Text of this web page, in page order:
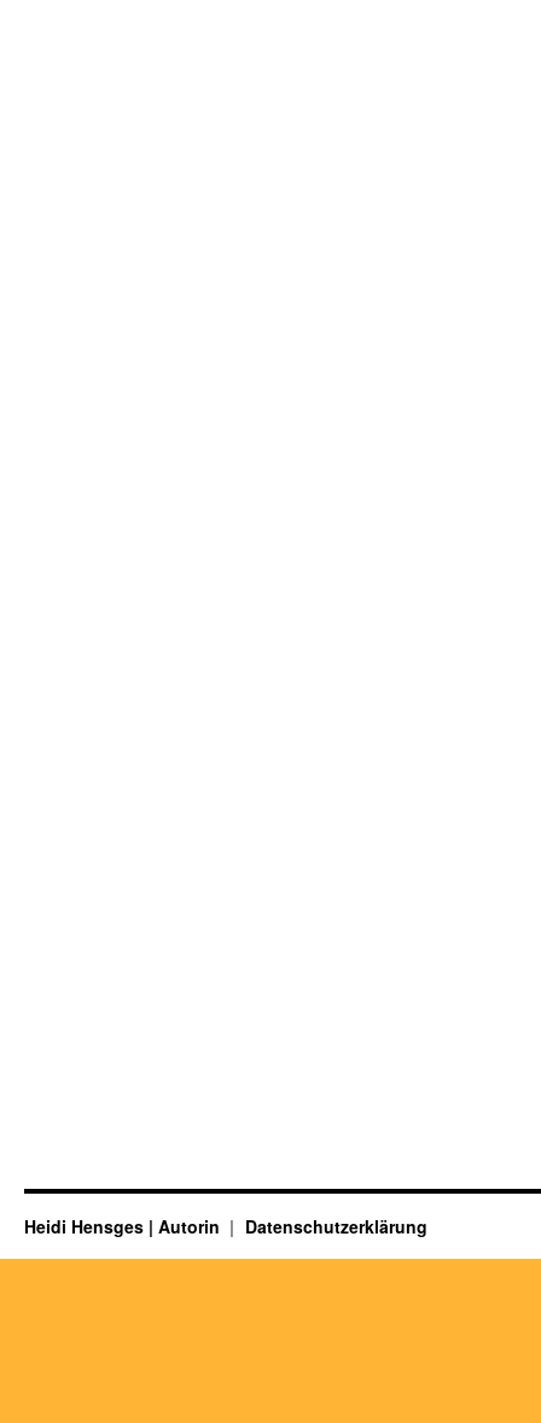
Heidi Hensges | Autorin Datenschutzerklärung